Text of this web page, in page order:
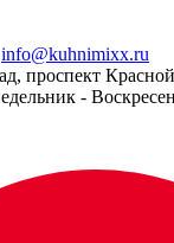
info@kuhnimixx.ru
проспект
-